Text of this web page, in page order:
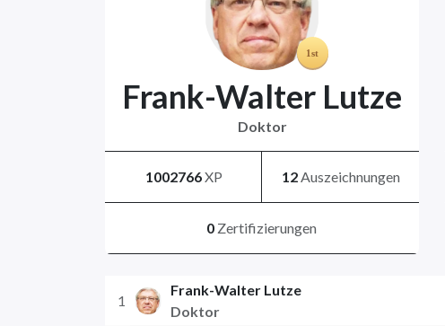
Frank-Walter Lutze
Doktor
1002766XP 12Auszeichnungen
0 Zertifizierungen
1
Frank-Walter Lutze
Doktor